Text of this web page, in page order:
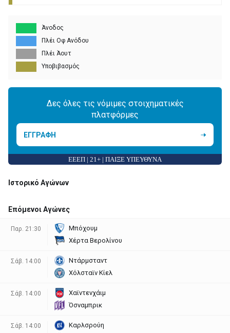
Άνοδος
Πλέι Οφ Ανόδου
Πλέι Άουτ
Υποβιβασμός
Δες όλες τις νόμιμες στοιχηματικές
πλατφόρμες
ΕΓΓΡΑΦΗ
ΕΕΕΠ | 21+ | ΠΑΙΞΕ ΥΠΕΥΘΥΝΑ
Ιστορικό Αγώνων
Επόμενοι Αγώνες
Παρ. 21:30
Μπόχουμ
Χέρτα Βερολίνου
Σάβ. 14:00
Ντάρμσταντ
Χόλσταϊν Κίελ
Σάβ. 14:00
Χαϊντενχάιμ
Όσναμπρικ
Σάβ. 14:00
Καρλσρούη